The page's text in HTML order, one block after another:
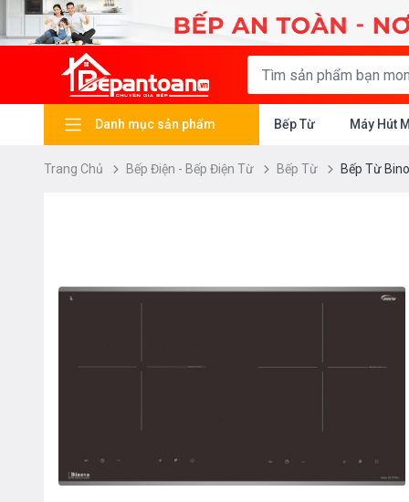
Danh mục sản phẩm Bếp Từ Máy Hút
Trang Chủ Bếp Điện - Bếp Điện Từ Bếp Từ Bếp Từ